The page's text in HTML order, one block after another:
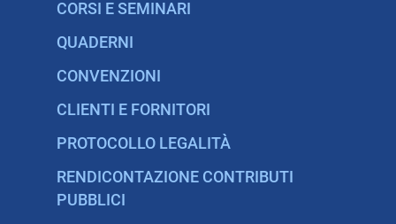
CORSI E SEMINARI
QUADERNI
CONVENZIONI
CLIENTI E FORNITORI
PROTOCOLLO LEGALITÀ
RENDICONTAZIONE CONTRIBUTI
PUBBLICI